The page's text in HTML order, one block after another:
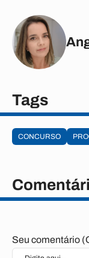
Tags
CONCURSO
Seu comentário